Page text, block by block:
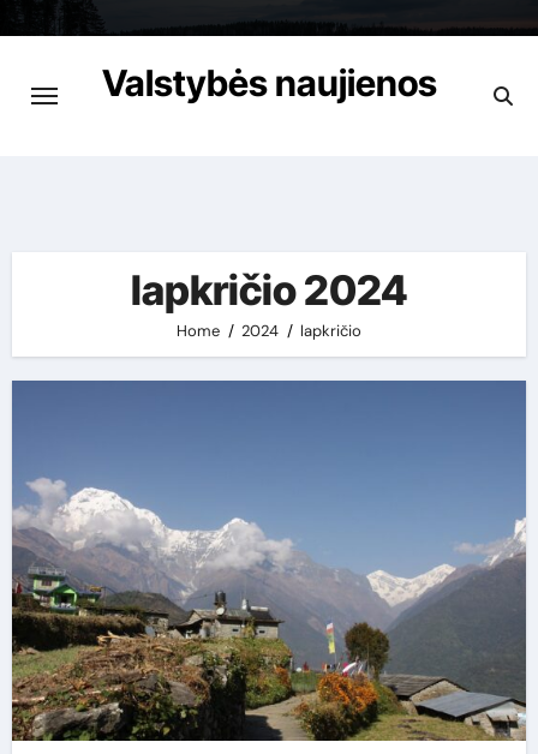
content
Valstybės naujienos
lapkričio 2024
Home 2024 lapkričio